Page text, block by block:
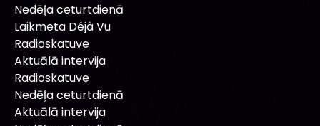
Nedēļa ceturtdienā
Laikmeta Déjà Vu
Radioskatuve
Aktuālā intervija
Radioskatuve
Nedēļa ceturtdienā
Aktuālā intervija